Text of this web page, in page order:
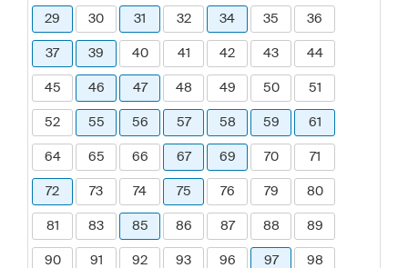
29 30 31 32 34 35 36
37 39 40 41 42 43 44
45 46 47 48 49 50 51
52 55 56 57 58 59 61
64 65 66 67 69 70 71
72 73 74 75 76 79 80
81 83 85 86 87 88 89
90 91 92 93 96 97 98